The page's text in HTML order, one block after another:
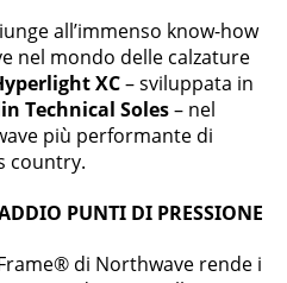
all’immenso know-how
nel mondo delle calzature
XC– sviluppata in
Technical Soles– nel
più performante di
country.
PUNTI DI PRESSIONE
di Northwave rende i